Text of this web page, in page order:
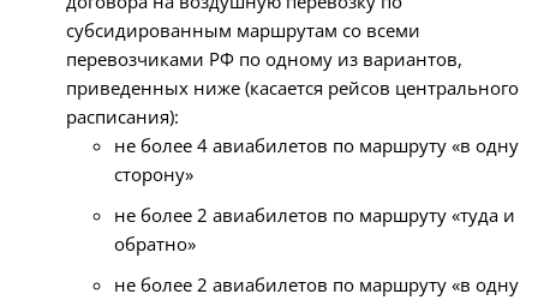
субсидированным маршрутам со всеми
перевозчиками РФ по одному из вариантов,
приведенных ниже (касается рейсов центрального
расписания):
не более 4 авиабилетов по маршруту «в одну
сторону»
не более 2 авиабилетов по маршруту «туда и
обратно»
не более 2 авиабилетов по маршруту «в одну